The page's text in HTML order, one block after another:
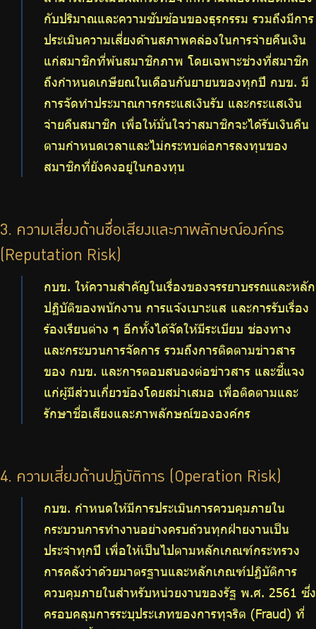
กับปริมาณและความซับซ้อนของธุรกรรม รวมถึงมีการ
ประเมินความเสี่ยงด้านสภาพคล่องในการจ่ายคืนเงิน
แก่สมาชิกที่พ้นสมาชิกภาพ โดยเฉพาะช่วงที่สมาชิก
ถึงกำหนดเกษียณในเดือนกันยายนของทุกปี กบข. มี
การจัดทำประมาณการกระแสเงินรับ และกระแสเงิน
จ่ายคืนสมาชิก เพื่อให้มั่นใจว่าสมาชิกจะได้รับเงินคืน
ตามกำหนดเวลาและไม่กระทบต่อการลงทุนของ
สมาชิกที่ยังคงอยู่ในกองทุน
3. ความเสี่ยงด้านชื่อเสียงและภาพลักษณ์องค์กร
(Reputation Risk)
กบข. ให้ความสำคัญในเรื่องของจรรยาบรรณและหลัก
ปฏิบัติของพนักงาน การแจ้งเบาะแส และการรับเรื่อง
ร้องเรียนต่าง ๆ อีกทั้งได้จัดให้มีระเบียบ ช่องทาง
และกระบวนการจัดการ รวมถึงการติดตามข่าวสาร
ของ กบข. และการตอบสนองต่อข่าวสาร และชี้แจง
แก่ผู้มีส่วนเกี่ยวข้องโดยสม่ำเสมอ เพื่อติดตามและ
รักษาชื่อเสียงและภาพลักษณ์ขององค์กร
4. ความเสี่ยงด้านปฏิบัติการ (Operation Risk)
กบข. กำหนดให้มีการประเมินการควบคุมภายใน
กระบวนการทำงานอย่างครบถ้วนทุกฝ่ายงานเป็น
ประจำทุกปี เพื่อให้เป็นไปตามหลักเกณฑ์กระทรวง
การคลังว่าด้วยมาตรฐานและหลักเกณฑ์ปฏิบัติการ
ควบคุมภายในสำหรับหน่วยงานของรัฐ พ.ศ. 2561 ซึ่ง
ครอบคลุมการระบุประเภทของการทุจริต (Fraud) ที่